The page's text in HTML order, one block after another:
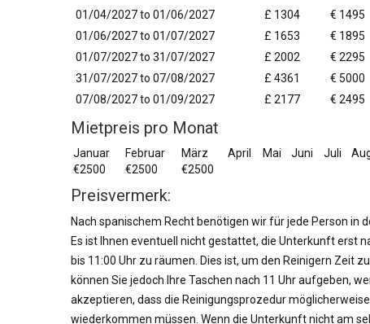
01/04/2027 to 01/06/2027
£ 1304 € 1495
01/06/2027 to 01/07/2027
£ 1653 € 1895
01/07/2027 to 31/07/2027
£ 2002 € 2295
31/07/2027 to 07/08/2027
£ 4361 € 5000
07/08/2027 to 01/09/2027
£ 2177 € 2495
Mietpreis pro Monat
Januar Februar März April Mai Juni Juli
€2500
€2500 €2500
Preisvermerk:
Nach spanischem Recht benötigen wir für jede Person in
Es ist Ihnen eventuell nicht gestattet, die Unterkunft
bis 11:00 Uhr zu räumen. Dies ist, um den Reinigern Zeit
können Sie jedoch Ihre Taschen nach 11 Uhr aufgeben,
akzeptieren, dass die Reinigungsprozedur
wiederkommen müssen. Wenn die Unterkunft nicht am